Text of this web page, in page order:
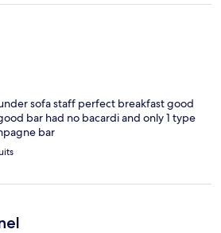
sofa staff perfect breakfast good
bar had no bacardi and only 1 type
bar